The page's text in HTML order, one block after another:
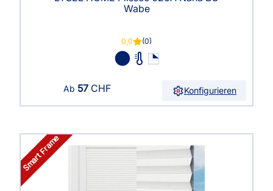
Wabe
0,0 (0)
Ab 57 CHF Konfigurieren
Smart Frame